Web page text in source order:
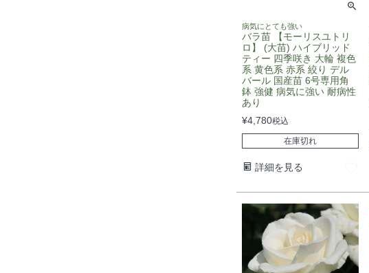
病気にとても強い
バラ苗 【モーリスユトリ
ロ】 (大苗) ハイブリッド
ティー 四季咲き 大輪 複色
系 黄色系 赤系 絞り デル
バール 国産苗 6号専用角
鉢 強健 病気に強い 耐病性
あり
¥4,780税込
在庫切れ
詳細を見る